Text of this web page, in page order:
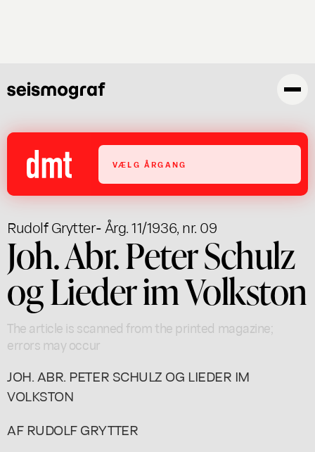
VÆLG ÅRGANG
Rudolf Grytter- Årg. 11/1936, nr. 09
Joh. Abr. Peter Schulz
og Lieder im Volkston
The article is scanned from the printed magazine;
errors may occur
JOH. ABR. PETER SCHULZ OG LIEDER IM
VOLKSTON
AF RUDOLF GRYTTER